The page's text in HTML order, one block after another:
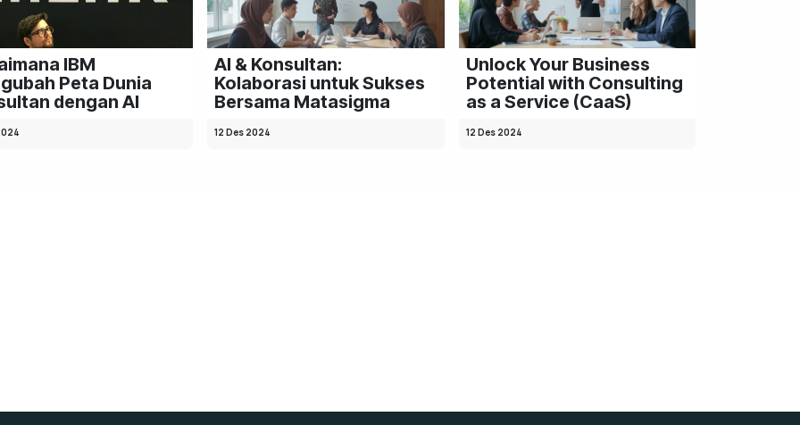
IBM
Peta Dunia
dengan AI
AI & Konsultan:
Kolaborasi untuk Sukses
Bersama Matasigma
12 Des 2024
Unlock Your Business
Potential with Consulting
as a Service (CaaS)
12 Des 2024